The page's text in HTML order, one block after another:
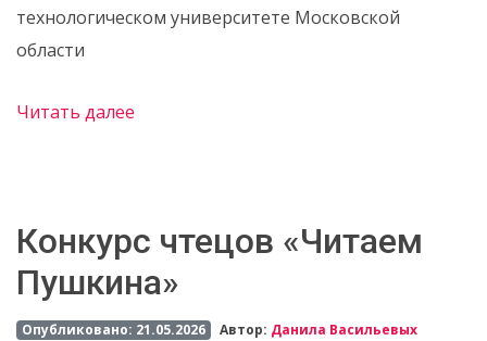
технологическом университете Московской
области
Читать далее
Конкурс чтецов «Читаем
Пушкина»
Опубликовано: 21.05.2026 Автор: Данила Васильевых